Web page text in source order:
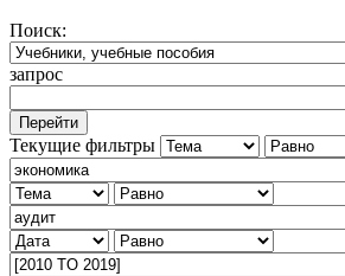
Поиск:
запрос
Текущие фильтры